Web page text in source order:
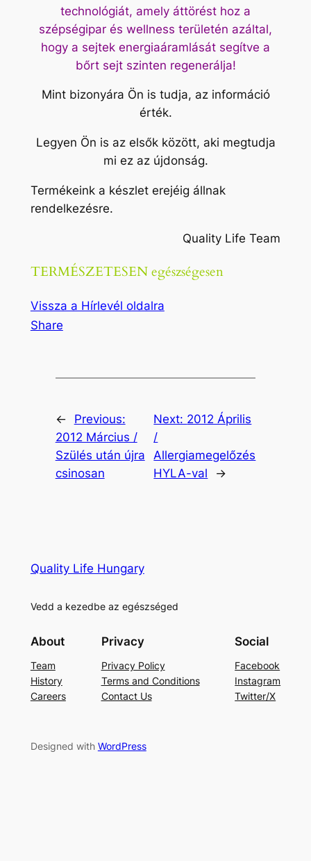
technológiát, amely áttörést hoz a
szépségipar és wellness területén azáltal,
hogy a sejtek energiaáramlását segítve a
bőrt sejt szinten regenerálja!
Mint bizonyára Ön is tudja, az információ
érték.
Legyen Ön is az elsők között, aki megtudja
mi ez az újdonság.
Termékeink a készlet erejéig állnak
rendelkezésre.
Quality Life Team
TERMÉSZETESEN egészségesen
Vissza a Hírlevél oldalra
Share
←
Previous:
2012 Március /
Szülés után újra
csinosan
Next: 2012 Április
/
Allergiamegelőzés
HYLA-val
→
Quality Life Hungary
Vedd a kezedbe az egészséged
About
Team
History
Careers
Privacy
Privacy Policy
Terms and Conditions
Contact Us
Social
Facebook
Instagram
Twitter/X
Designed with WordPress